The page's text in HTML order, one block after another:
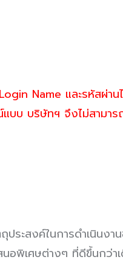
Name และรหัส
บ บริษัทฯ จึงไม่สามา
ะสงค์ในการดำเนินงา
อพิเศษต่างๆ ที่ดีขึ้นก